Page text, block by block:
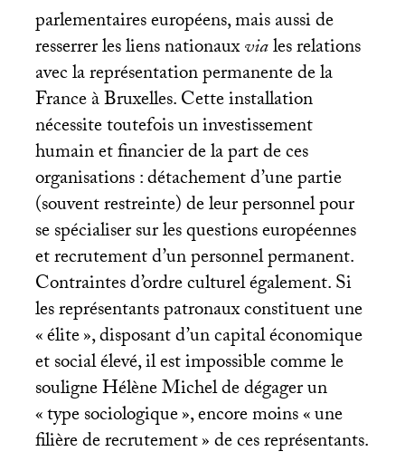
parlementaires européens, mais aussi de
resserrer les liens nationauxviales relations
avec la représentation permanente de la
France à Bruxelles. Cette installation
nécessite toutefois un investissement
humain et financier de la part de ces
organisations : détachement d’une partie
(souvent restreinte) de leur personnel pour
se spécialiser sur les questions européennes
et recrutement d’un personnel permanent.
Contraintes d’ordre culturel également. Si
les représentants patronaux constituent une
«élite», disposant d’un capital économique
et social élevé, il est impossible comme le
souligne Hélène Michel de dégager un
«type sociologique», encore moins «une
filière de recrutement» de ces représentants.